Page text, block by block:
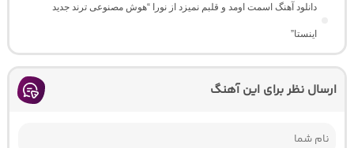
دانلود آهنگ اسمت اومد و قلبم نمیزد از نورا “هوش مصنوعی ترند جدید
اینستا”
ارسال نظر برای این آهنگ